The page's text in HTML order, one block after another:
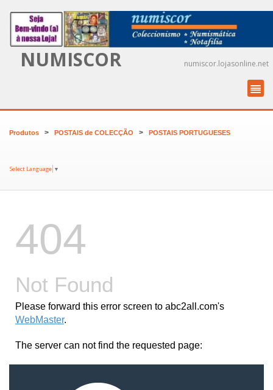
NUMISCOR numiscor.lojasonline.net
Produtos > POSTAIS de COLECÇÃO > POSTAIS PORTUGUESES
Select Language ▼